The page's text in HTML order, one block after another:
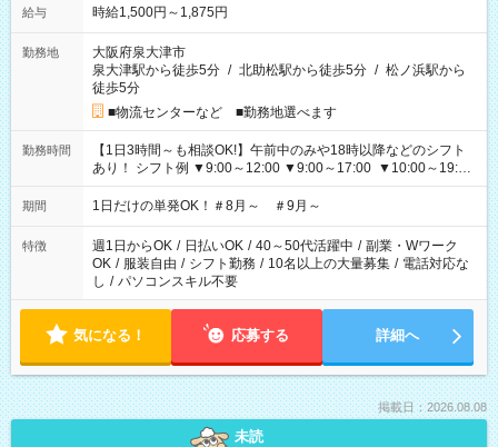
給与 時給1,500円～1,875円
勤務地
大阪府泉大津市
泉大津駅から徒歩5分 / 北助松駅から徒歩5分 / 松ノ浜駅から
徒歩5分
■物流センターなど ■勤務地選べます
勤務時間
【1日3時間～も相談OK!】午前中のみや18時以降などのシフト
あり！ シフト例 ▼9:00～12:00 ▼9:00～17:00 ▼10:00～19:00
▼18:00～21:00
期間 1日だけの単発OK！＃8月～ ＃9月～
特徴 週1日からOK / 日払いOK / 40～50代活躍中 / 副業・Wワーク
OK / 服装自由 / シフト勤務 / 10名以上の大量募集 / 電話対応な
し / パソコンスキル不要
気になる！ 応募する 詳細へ
掲載日：2026.08.08
未読